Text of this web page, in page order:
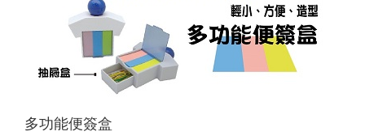
多功能便簽盒